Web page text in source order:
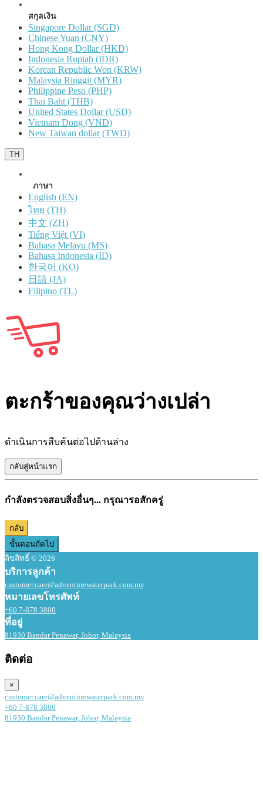
สกุลเงิน
Singapore Dollar (SGD)
Chinese Yuan (CNY)
Hong Kong Dollar (HKD)
Indonesia Rupiah (IDR)
Korean Republic Won (KRW)
Malaysia Ringgit (MYR)
Philippine Peso (PHP)
Thai Baht (THB)
United States Dollar (USD)
Vietnam Dong (VND)
New Taiwan dollar (TWD)
TH
ภาษา
English (EN)
ไทย (TH)
中文 (ZH)
Tiếng Việt (VI)
Bahasa Melayu (MS)
Bahasa Indonesia (ID)
한국어 (KO)
日語 (JA)
Filipino (TL)
ตะกร้าของคุณว่างเปล่า
ดำเนินการสืบค้นต่อไปด้านล่าง
กลับสู่หน้าแรก
กำลังตรวจสอบสิ่งอื่นๆ... กรุณารอสักครู่
กลับ
ขั้นตอนถัดไป
ลิขสิทธิ์ © 2026
บริการลูกค้า
customer.care@adventurewaterpark.com.my
หมายเลขโทรศัพท์
+60 7-878 3800
ที่อยู่
81930 Bandar Penawar, Johor, Malaysia
ติดต่อ
×
customer.care@adventurewaterpark.com.my
+60 7-878 3800
81930 Bandar Penawar, Johor, Malaysia